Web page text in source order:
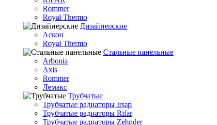
Rommer
Royal Thermo
Дизайнерские
Аскон
Royal Thermo
Стальные панельные
Arbonia
Axis
Rommer
Лемакс
Трубчатые
Трубчатые радиаторы Irsap
Трубчатые радиаторы Rifar
Трубчатые радиаторы Zehnder